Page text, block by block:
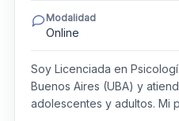
Modalidad
Online
Soy Licenciada en
Buenos Aires (UBA) y
adolescentes y adultos. Mi